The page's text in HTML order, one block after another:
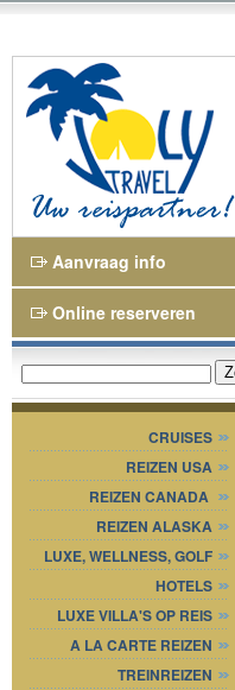
Aanvraag info
Online reserveren
CRUISES
REIZEN USA
REIZEN CANADA
REIZEN ALASKA
LUXE, WELLNESS, GOLF
HOTELS
LUXE VILLA'S OP REIS
A LA CARTE REIZEN
TREINREIZEN